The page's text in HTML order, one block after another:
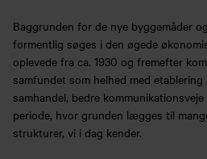
Baggrunden for de nye byggemåder
formentlig søges i den øgede
oplevede fra ca. 1930 og fremefter
samfundet som helhed med
samhandel, bedre
periode, hvor grunden lægges til
strukturer, vi i dag kender.